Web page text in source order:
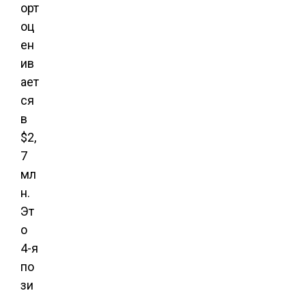
орт
оц
ен
ив
ает
ся
в
$2,
7
мл
н.
Эт
о
4-я
по
зи